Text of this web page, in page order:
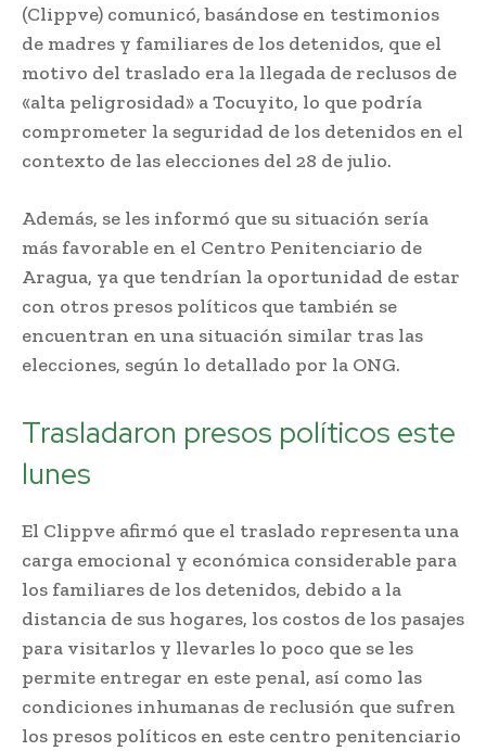
(Clippve) comunicó, basándose en testimonios
de madres y familiares de los detenidos, que el
motivo del traslado era la llegada de reclusos de
«alta peligrosidad» a Tocuyito, lo que podría
comprometer la seguridad de los detenidos en el
contexto de las elecciones del 28 de julio.
Además, se les informó que su situación sería
más favorable en el Centro Penitenciario de
Aragua, ya que tendrían la oportunidad de estar
con otros presos políticos que también se
encuentran en una situación similar tras las
elecciones, según lo detallado por la ONG.
Trasladaron presos políticos este
lunes
El Clippve afirmó que el traslado representa una
carga emocional y económica considerable para
los familiares de los detenidos, debido a la
distancia de sus hogares, los costos de los pasajes
para visitarlos y llevarles lo poco que se les
permite entregar en este penal, así como las
condiciones inhumanas de reclusión que sufren
los presos políticos en este centro penitenciario